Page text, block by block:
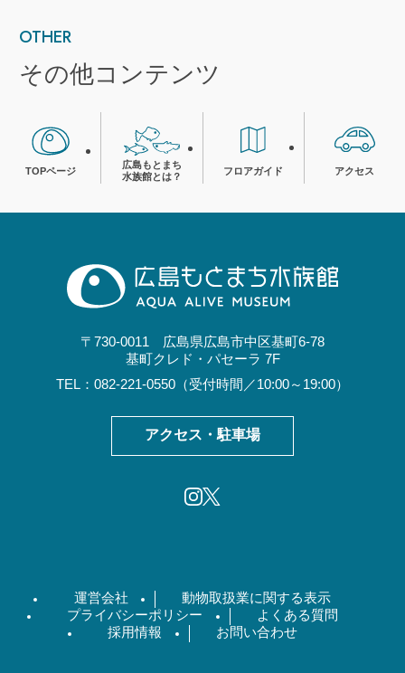
OTHER
その他コンテンツ
TOPページ
広島もとまち
水族館とは？
フロアガイド アクセス
〒730-0011 広島県広島市中区基町6-78
基町クレド・パセーラ 7F
TEL：082-221-0550（受付時間／10:00～19:00）
アクセス・駐車場
運営会社
動物取扱業に関する表示
プライバシーポリシー
よくある質問
採用情報
お問い合わせ